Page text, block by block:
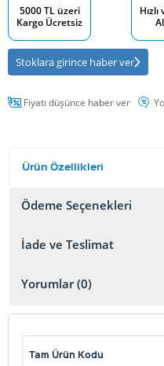
5000 TL üzeri
Kargo Ücretsiz
Stoklara girince haber ver
Fiyatı düşünce haber ver
Ürün Özellikleri
Ödeme Seçenekleri
İade ve Teslimat
Yorumlar (0)
Tam Ürün Kodu